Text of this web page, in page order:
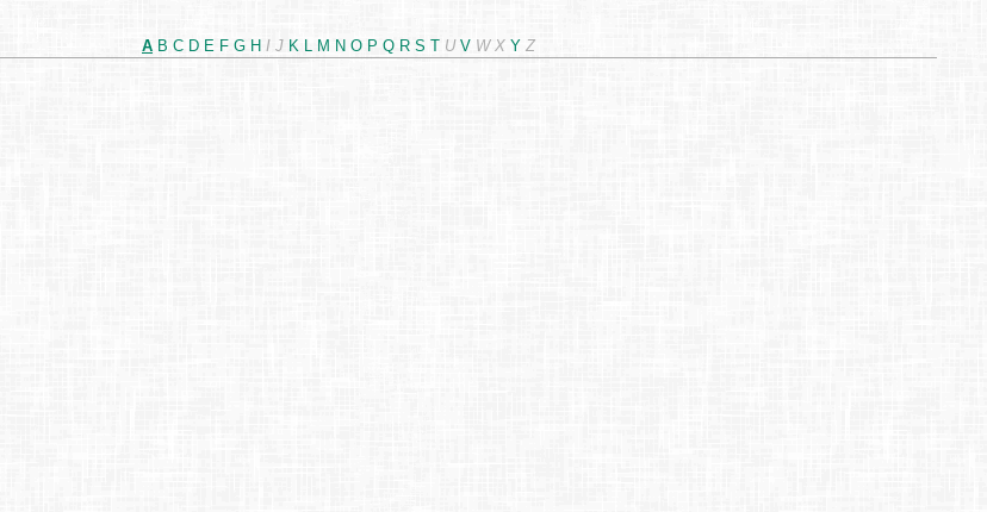
A B C D E F G H I J K L M N O P Q R S T U V W X Y Z